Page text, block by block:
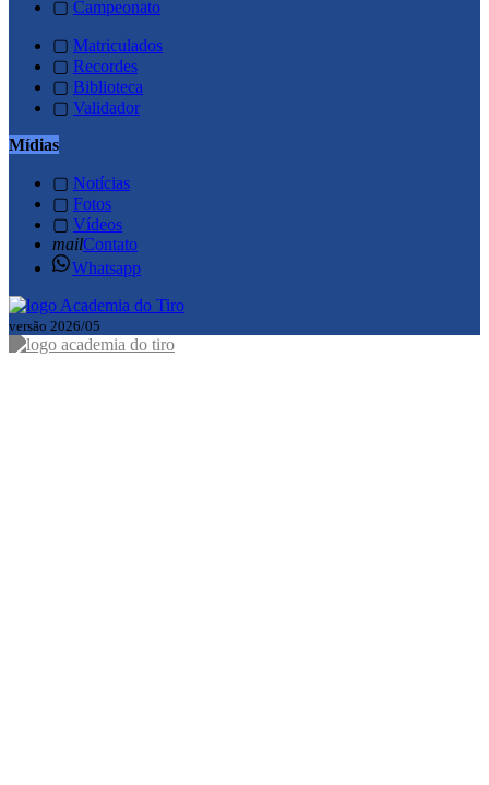
▢ Campeonato
▢ Matriculados
▢ Recordes
▢ Biblioteca
▢ Validador
Mídias
▢ Notícias
▢ Fotos
▢ Vídeos
mailContato
Whatsapp
versão 2026/05